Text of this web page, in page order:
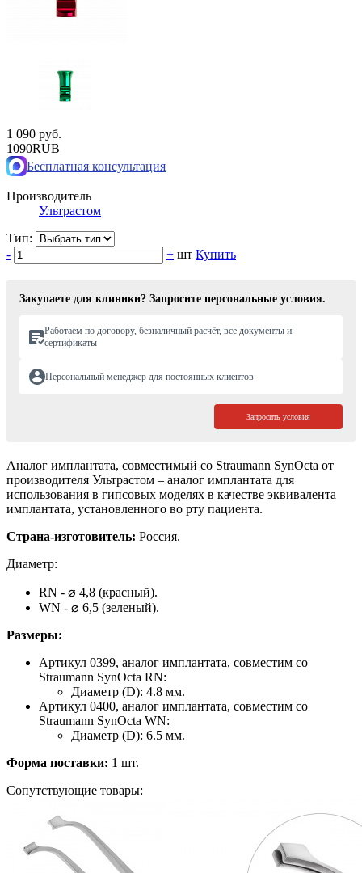
1 090 руб.
1090RUB
Бесплатная консультация
Производитель
Ультрастом
Тип:
-
+ шт Купить
Закупаете для клиники? Запросите персональные условия.
Работаем по договору, безналичный расчёт, все документы и
сертификаты
Персональный менеджер для постоянных клиентов
Запросить условия
Аналог имплантата, совместимый со Straumann SynOcta от
производителя Ультрастом – аналог имплантата для
использования в гипсовых моделях в качестве эквивалента
имплантата, установленного во рту пациента.
Страна-изготовитель: Россия.
Диаметр:
RN - ⌀ 4,8 (красный).
WN - ⌀ 6,5 (зеленый).
Размеры:
Артикул 0399, аналог имплантата, совместим со
Straumann SynOcta RN:
Диаметр (D): 4.8 мм.
Артикул 0400, аналог имплантата, совместим со
Straumann SynOcta WN:
Диаметр (D): 6.5 мм.
Форма поставки: 1 шт.
Сопутствующие товары: